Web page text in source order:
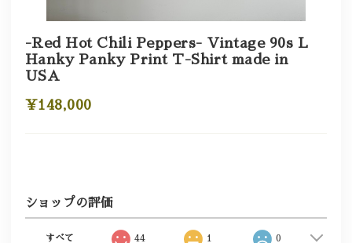
-Red Hot Chili Peppers- Vintage 90s L
Hanky Panky Print T-Shirt made in
USA
¥148,000
ショップの評価
すべて 44 1 0